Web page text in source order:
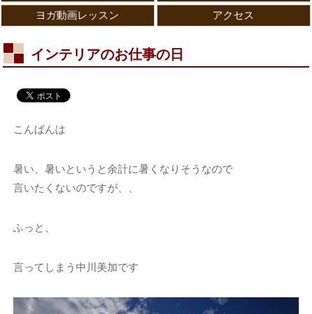
ヨガ動画レッスン アクセス
インテリアのお仕事の日
こんばんは
暑い、暑いというと余計に暑くなりそうなので
言いたくないのですが、、
ふっと、
言ってしまう中川美加です